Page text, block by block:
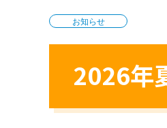
お知らせ
2026年